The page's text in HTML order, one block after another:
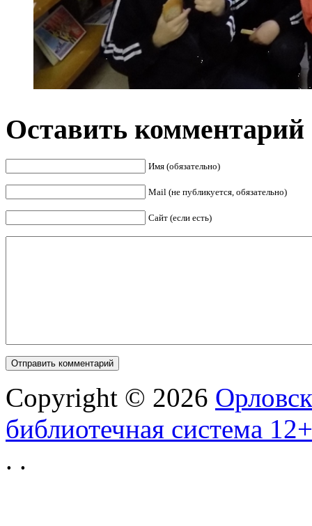
Оставить комментарий
Имя (обязательно)
Mail (не публикуется, обязательно)
Сайт (если есть)
Copyright © 2026
библиотечная система 12+
. .